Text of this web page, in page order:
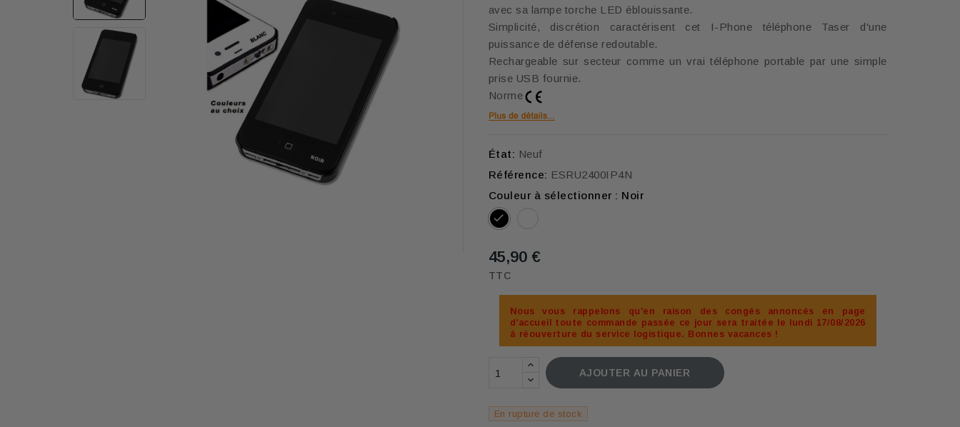
avec sa lampe torche LED éblouissante.
Simplicité, discrétion caractérisent cet I-Phone téléphone Taser d'une
puissance de défense redoutable.
Rechargeable sur secteur comme un vrai téléphone portable par une simple
prise USB fournie.
Norme
État: Neuf
Référence: ESRU2400IP4N
Couleur à sélectionner : Noir
Noir
45,90 €
TTC
Nous vous rappelons qu'en raison des congés annoncés en page
d'accueil toute commande passée ce jour sera traitée le lundi 17/08/2026
à réouverture du service logistique. Bonnes vacances !
AJOUTER AU PANIER
En rupture de stock